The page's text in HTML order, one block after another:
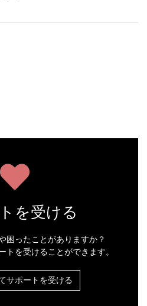
を受ける
困ったことがありますか？
トを受けることができます。
サポートを受ける